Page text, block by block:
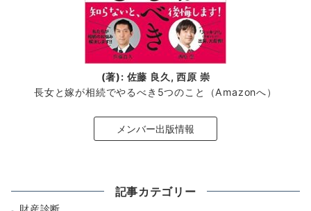
(著): 佐藤 良久, 西原 崇
長女と嫁が相続でやるべき5つのこと（Amazonへ）
メンバー出版情報
記事カテゴリー
財産診断